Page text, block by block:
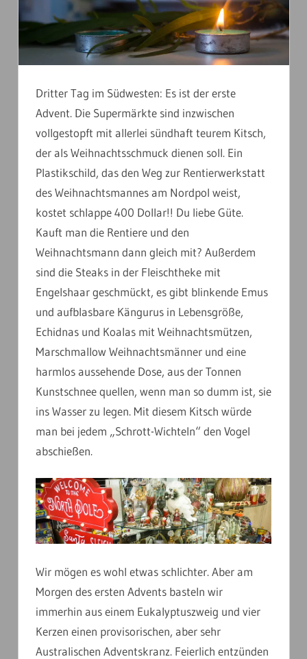
Dritter Tag im Südwesten: Es ist der erste
Advent. Die Supermärkte sind inzwischen
vollgestopft mit allerlei sündhaft teurem Kitsch,
der als Weihnachtsschmuck dienen soll. Ein
Plastikschild, das den Weg zur Rentierwerkstatt
des Weihnachtsmannes am Nordpol weist,
kostet schlappe 400 Dollar!! Du liebe Güte.
Kauft man die Rentiere und den
Weihnachtsmann dann gleich mit? Außerdem
sind die Steaks in der Fleischtheke mit
Engelshaar geschmückt, es gibt blinkende Emus
und aufblasbare Kängurus in Lebensgröße,
Echidnas und Koalas mit Weihnachtsmützen,
Marschmallow Weihnachtsmänner und eine
harmlos aussehende Dose, aus der Tonnen
Kunstschnee quellen, wenn man so dumm ist, sie
ins Wasser zu legen. Mit diesem Kitsch würde
man bei jedem „Schrott-Wichteln“ den Vogel
abschießen.
Wir mögen es wohl etwas schlichter. Aber am
Morgen des ersten Advents basteln wir
immerhin aus einem Eukalyptuszweig und vier
Kerzen einen provisorischen, aber sehr
Australischen Adventskranz. Feierlich entzünden